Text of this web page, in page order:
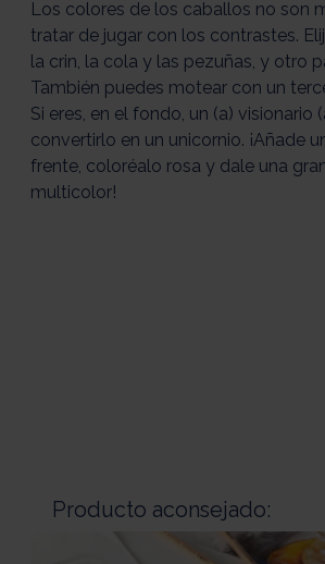
Los colores de los caballos no son
tratar de jugar con los contrastes.
la crin, la cola y las pezuñas, y otro
También puedes motear con un
Si eres, en el fondo, un (a) visionario
convertirlo en un unicornio. ¡Añade
frente, coloréalo rosa y dale una
multicolor!
Producto aconsejado: